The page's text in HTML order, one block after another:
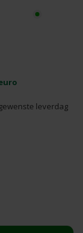
leverdag